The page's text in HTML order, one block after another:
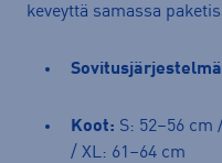
keveyttä samassa
Koot: S: 52–56 cm
/ XL: 61–64 cm